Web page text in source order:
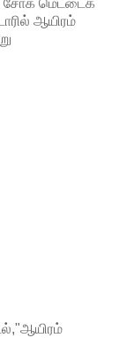
சோக மெட்டைக்
ஆயிரம்